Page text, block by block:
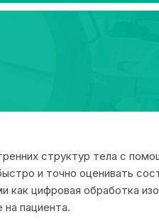
структур тела с
и точно оценивать
как цифровая обработка
на пациента.